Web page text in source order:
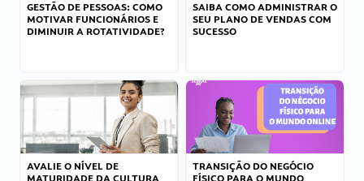
GESTÃO DE PESSOAS: COMO
MOTIVAR FUNCIONÁRIOS E
DIMINUIR A ROTATIVIDADE?
SAIBA COMO ADMINISTRAR O
SEU PLANO DE VENDAS COM
SUCESSO
AVALIE O NÍVEL DE
TRANSIÇÃO DO NEGÓCIO